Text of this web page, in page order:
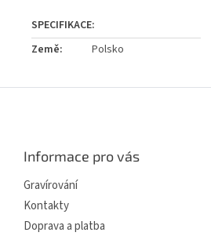
Země: Polsko
Informace pro vás
Gravírování
Kontakty
Doprava a platba